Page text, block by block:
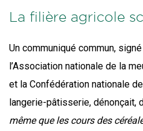
La filière agricole
Un com­mu­ni­qué com­mun,
l’Association natio­nale de la
et la Confé­dé­ra­tion natio­nale
lan­ge­rie-pâtis­se­rie, dénon­çait,
même que les cours des